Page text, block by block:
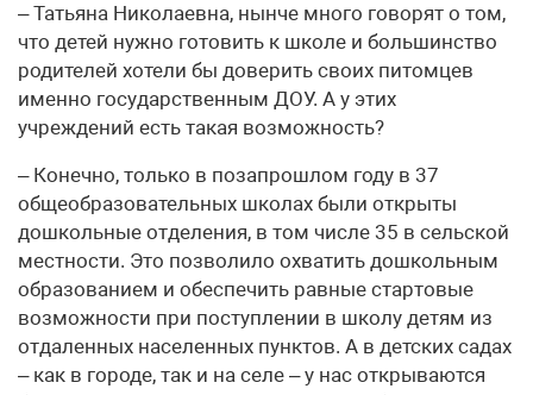
– Татьяна Николаевна, нынче много говорят о том,
что детей нужно готовить к школе и большинство
родителей хотели бы доверить своих питомцев
именно государственным ДОУ. А у этих
учреждений есть такая возможность?
– Конечно, только в позапрошлом году в 37
общеобразовательных школах были открыты
дошкольные отделения, в том числе 35 в сельской
местности. Это позволило охватить дошкольным
образованием и обеспечить равные стартовые
возможности при поступлении в школу детям из
отдаленных населенных пунктов. А в детских садах
– как в городе, так и на селе – у нас открываются